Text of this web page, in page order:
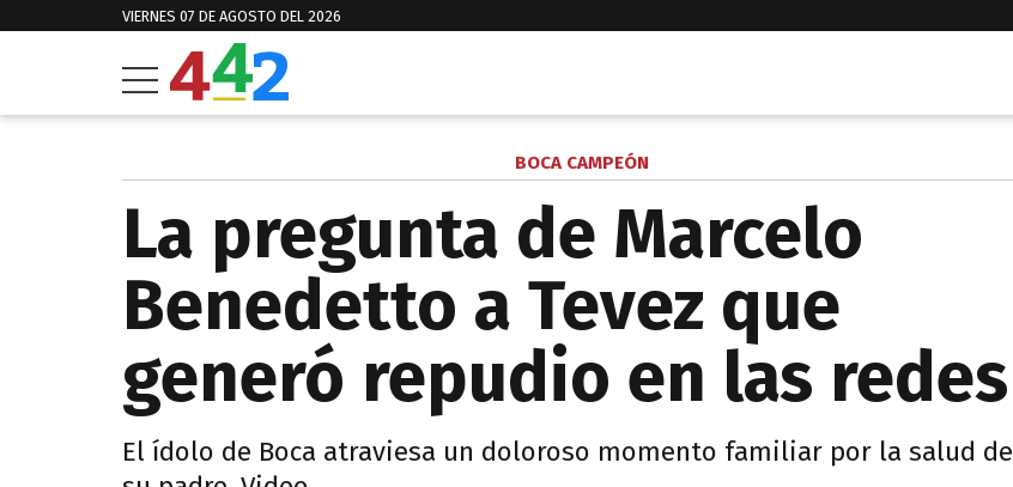
VIERNES 07 DE AGOSTO DEL 2026
BOCA CAMPEÓN
La pregunta de Marcelo
Benedetto a Tevez que
generó repudio en las redes
El ídolo de Boca atraviesa un doloroso momento familiar por la salud de